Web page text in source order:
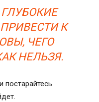
К
ЧЕГО
НЕЛЬЗЯ.
постарайтесь